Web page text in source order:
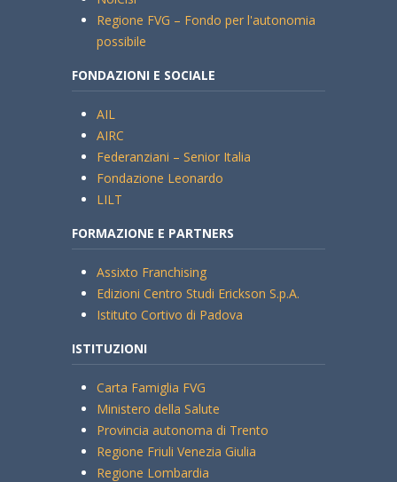
Regione FVG – Fondo per l'autonomia
possibile
FONDAZIONI E SOCIALE
AIL
AIRC
Federanziani – Senior Italia
Fondazione Leonardo
LILT
FORMAZIONE E PARTNERS
Assixto Franchising
Edizioni Centro Studi Erickson S.p.A.
Istituto Cortivo di Padova
ISTITUZIONI
Carta Famiglia FVG
Ministero della Salute
Provincia autonoma di Trento
Regione Friuli Venezia Giulia
Regione Lombardia